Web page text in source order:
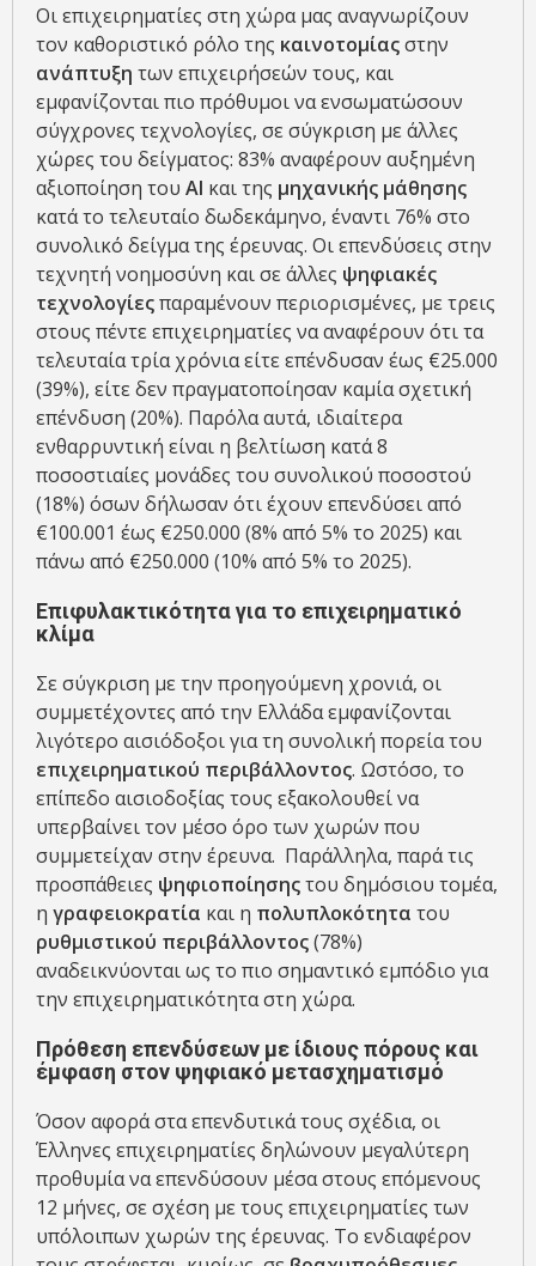
Οι επιχειρηματίες στη χώρα μας αναγνωρίζουν
τον καθοριστικό ρόλο της καινοτομίαςστην
ανάπτυξη των επιχειρήσεών τους, και
εμφανίζονται πιο πρόθυμοι να ενσωματώσουν
σύγχρονες τεχνολογίες, σε σύγκριση με άλλες
χώρες του δείγματος: 83% αναφέρουν αυξημένη
αξιοποίηση του ΑΙ και της μηχανικής μάθησης
κατά το τελευταίο δωδεκάμηνο, έναντι 76% στο
συνολικό δείγμα της έρευνας. Οι επενδύσεις στην
τεχνητή νοημοσύνη και σε άλλες ψηφιακές
τεχνολογίεςπαραμένουν περιορισμένες, με τρεις
στους πέντε επιχειρηματίες να αναφέρουν ότι τα
τελευταία τρία χρόνια είτε επένδυσαν έως €25.000
(39%), είτε δεν πραγματοποίησαν καμία σχετική
επένδυση (20%). Παρόλα αυτά, ιδιαίτερα
ενθαρρυντική είναι η βελτίωση κατά 8
ποσοστιαίες μονάδες του συνολικού ποσοστού
(18%) όσων δήλωσαν ότι έχουν επενδύσει από
€100.001 έως €250.000 (8% από 5% το 2025) και
πάνω από €250.000 (10% από 5% το 2025).
Επιφυλακτικότητα για το επιχειρηματικό
κλίμα
Σε σύγκριση με την προηγούμενη χρονιά, οι
συμμετέχοντες από την Ελλάδα εμφανίζονται
λιγότερο αισιόδοξοι για τη συνολική πορεία του
επιχειρηματικού περιβάλλοντος. Ωστόσο, το
επίπεδο αισιοδοξίας τους εξακολουθεί να
υπερβαίνει τον μέσο όρο των χωρών που
συμμετείχαν στην έρευνα. Παράλληλα, παρά τις
προσπάθειες ψηφιοποίησηςτου δημόσιου τομέα,
η γραφειοκρατία και η πολυπλοκότητα του
ρυθμιστικού περιβάλλοντος(78%)
αναδεικνύονται ως το πιο σημαντικό εμπόδιο για
την επιχειρηματικότητα στη χώρα.
Πρόθεση επενδύσεων με ίδιους πόρους και
έμφαση στον ψηφιακό μετασχηματισμό
Όσον αφορά στα επενδυτικά τους σχέδια, οι
Έλληνες επιχειρηματίες δηλώνουν μεγαλύτερη
προθυμία να επενδύσουν μέσα στους επόμενους
12 μήνες, σε σχέση με τους επιχειρηματίες των
υπόλοιπων χωρών της έρευνας. Το ενδιαφέρον